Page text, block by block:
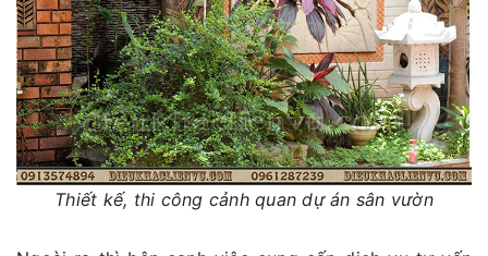
Thiết kế, thi công cảnh quan dự án sân vườn